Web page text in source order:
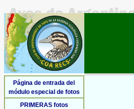
Página de entrada del
módulo especial de fotos
PRIMERAS fotos